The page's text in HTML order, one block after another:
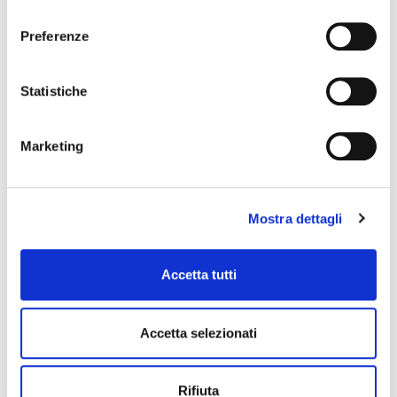
Preferenze
Statistiche
Marketing
Mostra dettagli
Accetta tutti
Accetta selezionati
Rifiuta
NEWS